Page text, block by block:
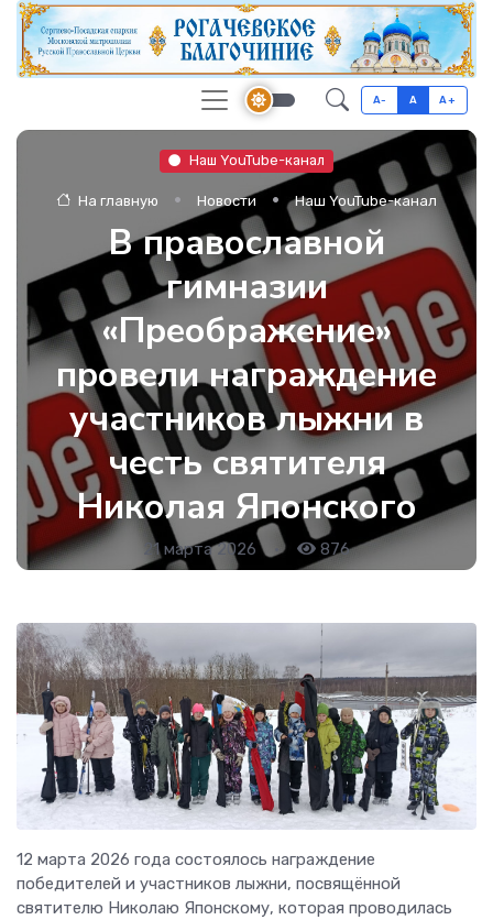
A- A A+
Наш YouTube-канал
На главную Новости Наш YouTube-канал
В православной
гимназии
«Преображение»
провели награждение
участников лыжни в
честь святителя
Николая Японского
21 марта 2026 • 876
12 марта 2026 года состоялось награждение
победителей и участников лыжни, посвящённой
святителю Николаю Японскому, которая проводилась